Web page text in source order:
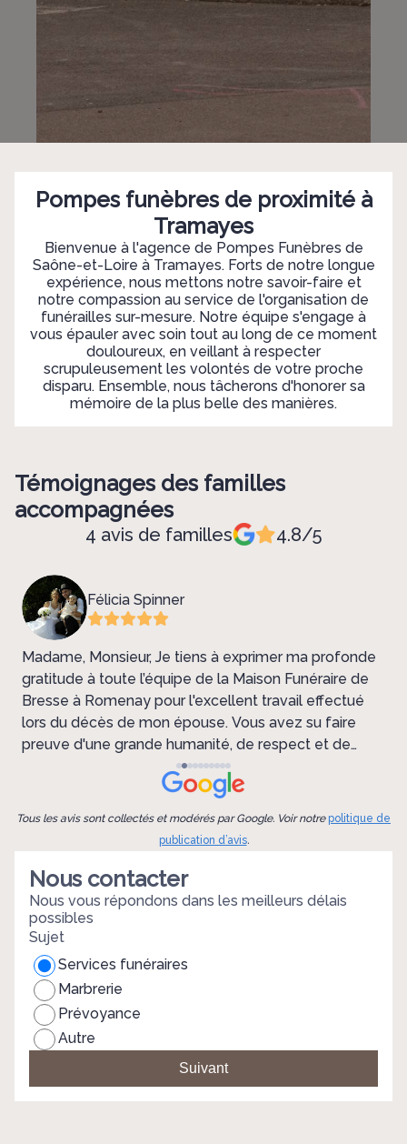
Pompes funèbres de proximité à
Tramayes
Bienvenue à l'agence de Pompes Funèbres de
Saône-et-Loire à Tramayes. Forts de notre longue
expérience, nous mettons notre savoir-faire et
notre compassion au service de l'organisation de
funérailles sur-mesure. Notre équipe s'engage à
vous épauler avec soin tout au long de ce moment
douloureux, en veillant à respecter
scrupuleusement les volontés de votre proche
disparu. Ensemble, nous tâcherons d'honorer sa
mémoire de la plus belle des manières.
Témoignages des familles
accompagnées
4 avis de familles 4.8/5
Félicia Spinner
Madame, Monsieur, Je tiens à exprimer ma profonde
gratitude à toute l’équipe de la Maison Funéraire de
Bresse à Romenay pour l'excellent travail effectué
lors du décès de mon épouse. Vous avez su faire
preuve d'une grande humanité, de respect et de
professionnalisme tout au long de cette période
particulièrement difficile. Votre soutien moral et
logistique, ainsi que l'accompagnement dans
l'organisation de la crémation, ont été d'une grande
avec sérieux et bienveillance, ce qui a grandement
facilité cette épreuve pour moi et ma famille. Sachez
que nous vous sommes très reconnaissants pour
tout ce que vous avez fait et que nous garderons en
mémoire votre engagement et votre disponibilité.
Avec toute ma reconnaissance, Mr Keller Patrick
Jesse & Félicia mes enfants.
Tous les avis sont collectés et modérés par Google. Voir notrepolitique de
publication d’avis.
Nous contacter
Nous vous répondons dans les meilleurs délais
possibles
Sujet
Services funéraires
Marbrerie
Prévoyance
Autre
Suivant